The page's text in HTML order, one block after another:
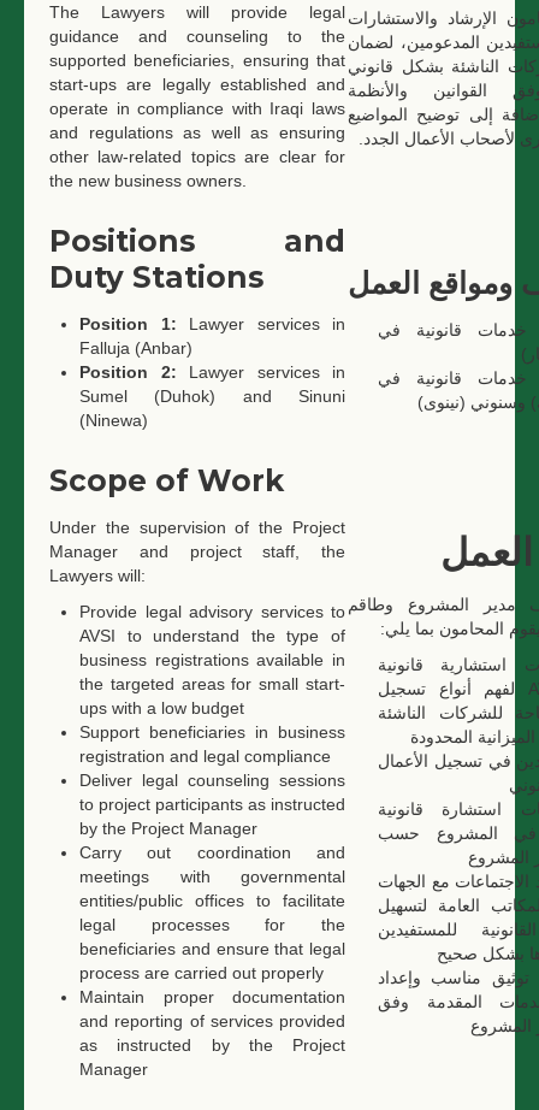
The Lawyers will provide legal
guidance and counseling to the
supported beneficiaries, ensuring that
start-ups are legally established and
operate in compliance with Iraqi laws
and regulations as well as ensuring
other law-related topics are clear for
the new business owners.
الإرشاد والاستشارات
المدعومين، لضمان
الناشئة بشكل قانوني
القوانين والأنظمة
إلى توضيح المواضيع
لأصحاب الأعمال الجدد.
Positions and
Duty Stations
Position 1: Lawyer services in
Falluja (Anbar)
Position 2: Lawyer services in
Sumel (Duhok) and Sinuni
(Ninewa)
ومواقع العمل
قانونية في
قانونية في
(نينوى)
Scope of Work
Under the supervision of the Project
Manager and project staff, the
Lawyers will:
Provide legal advisory services to
AVSI to understand the type of
business registrations available in
the targeted areas for small start-
ups with a low budget
Support beneficiaries in business
registration and legal compliance
Deliver legal counseling sessions
to project participants as instructed
by the Project Manager
Carry out coordination and
meetings with governmental
entities/public offices to facilitate
legal processes for the
beneficiaries and ensure that legal
process are carried out properly
Maintain proper documentation
and reporting of services provided
as instructed by the Project
Manager
مدير المشروع وطاقم
المحامون بما يلي:
استشارية قانونية
لمنظمة AVSI لفهم أنواع تسجيل
للشركات الناشئة
المحدودة
في تسجيل الأعمال
استشارة قانونية
في المشروع حسب
المشروع
الاجتماعات مع الجهات
العامة لتسهيل
للمستفيدين
بشكل صحيح
مناسب وإعداد
المقدمة وفق
المشروع